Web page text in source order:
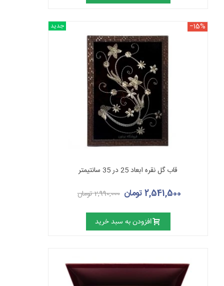
جدید ‎−15%
قاب گل نقره ابعاد 25 در 35 سانتیمتر
2,541,500 تومان 2,990,000 تومان
افزودن به سبد خرید